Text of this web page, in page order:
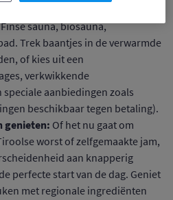
sauna, biosauna,
Trek baantjes in de verwarmde
of kies uit een
verkwikkende
aanbiedingen zoals
beschikbaar tegen betaling).
genieten: Of het nu gaat om
worst of zelfgemaakte jam,
aan knapperig
perfecte start van de dag. Geniet
met regionale ingrediënten